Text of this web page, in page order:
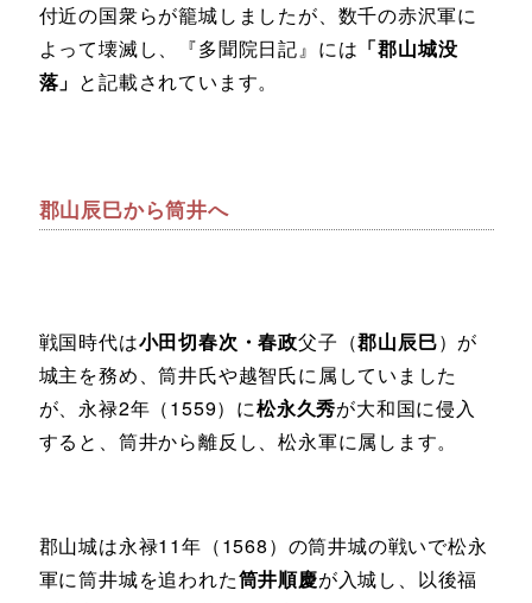
付近の国衆らが籠城しましたが、数千の赤沢軍に
よって壊滅し、『多聞院日記』には 「郡山城没
落」 と記載されています。
郡山辰巳から筒井へ
戦国時代は小田切春次・春政父子（郡山辰巳）が
城主を務め、筒井氏や越智氏に属していました
が、永禄2年（1559）に松永久秀が大和国に侵入
すると、筒井から離反し、松永軍に属します。
郡山城は永禄11年（1568）の筒井城の戦いで松永
軍に筒井城を追われた筒井順慶が入城し、以後福